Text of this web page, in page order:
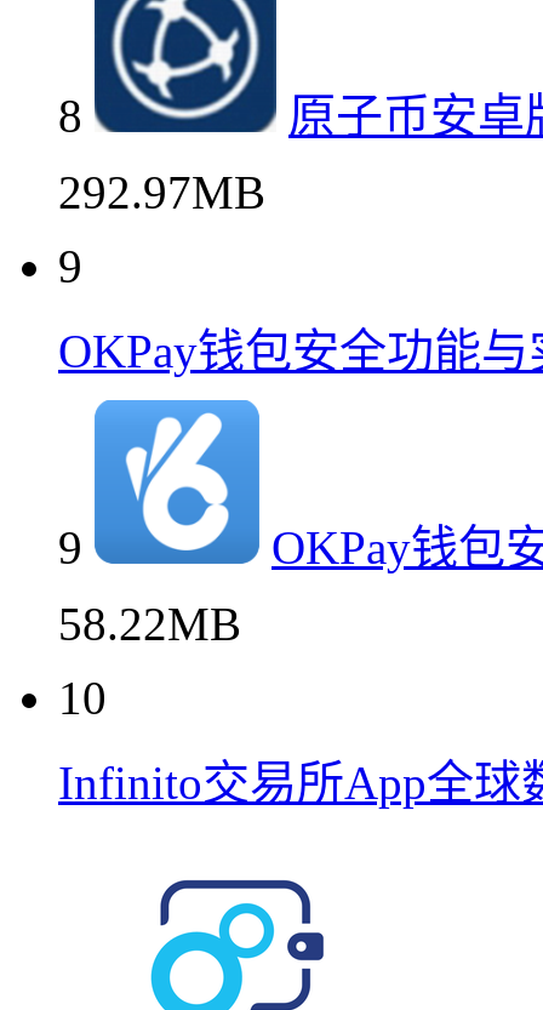
8
原子币安卓
292.97MB
9
OKPay钱包安全功能
9
OKPay钱包
58.22MB
10
Infinito交易所App全球